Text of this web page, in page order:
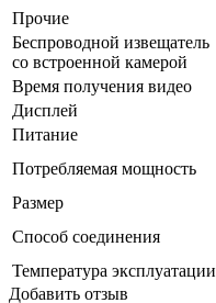
Прочие
Беспроводной извещатель
со встроенной камерой
Время получения видео
Дисплей
Питание
Потребляемая мощность
Размер
Способ соединения
Температура эксплуатации
Добавить отзыв